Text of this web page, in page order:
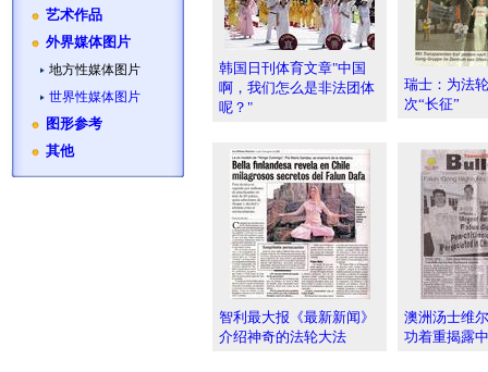
艺术作品
外界媒体图片
地方性媒体图片
世界性媒体图片
图形参考
其他
韩国日刊体育文章"中国
啊，我们怎么是非法团体
呢？"
瑞士：为法
次“长征”
智利最大报《最新新闻》
介绍神奇的法轮大法
澳洲汤士维
功着重揭露